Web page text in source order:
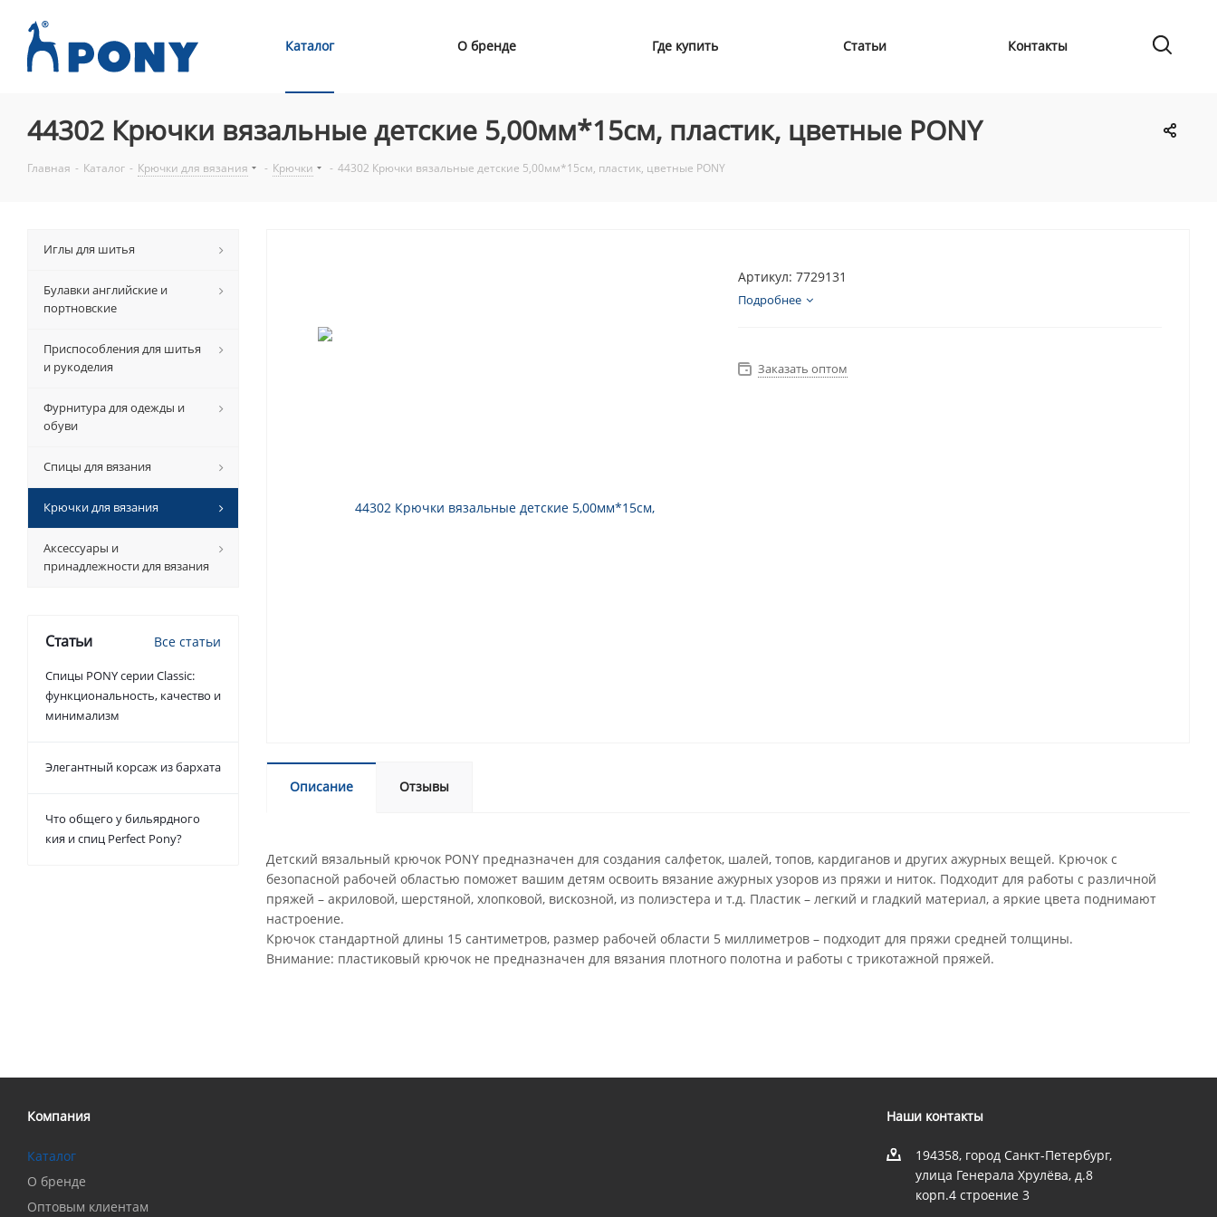
Каталог О бренде Где купить Статьи Контакты
44302 Крючки вязальные детские 5,00мм*15см, пластик, цветные PONY
Главная - Каталог - Крючки для вязания - Крючки - 44302 Крючки вязальные детские 5,00мм*15см, пластик, цветные PONY
Артикул: 7729131
Подробнее
Заказать оптом
Описание Отзывы
Детский вязальный крючок PONY предназначен для создания салфеток, шалей, топов, кардиганов и других ажурных вещей. Крючок с
безопасной рабочей областью поможет вашим детям освоить вязание ажурных узоров из пряжи и ниток. Подходит для работы с различной
пряжей – акриловой, шерстяной, хлопковой, вискозной, из полиэстера и т.д. Пластик – легкий и гладкий материал, а яркие цвета поднимают
настроение.
Крючок стандартной длины 15 сантиметров, размер рабочей области 5 миллиметров – подходит для пряжи средней толщины.
Внимание: пластиковый крючок не предназначен для вязания плотного полотна и работы с трикотажной пряжей.
Иглы для шитья
Булавки английские и
портновские
Приспособления для шитья
и рукоделия
Фурнитура для одежды и
обуви
Спицы для вязания
Крючки для вязания
Аксессуары и
принадлежности для вязания
Статьи Все статьи
Спицы PONY серии Classic:
функциональность, качество и
минимализм
Элегантный корсаж из бархата
Что общего у бильярдного
кия и спиц Perfect Pony?
Компания
Каталог
О бренде
Оптовым клиентам
Наши контакты
194358, город Санкт-Петербург,
улица Генерала Хрулёва, д.8
корп.4 строение 3